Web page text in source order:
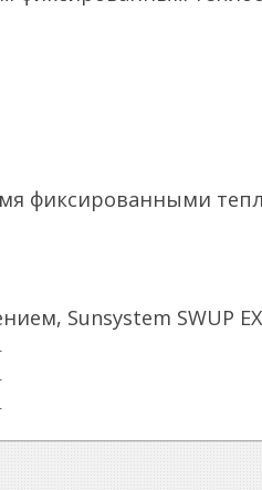
фиксированными
Sunsystem SWUP